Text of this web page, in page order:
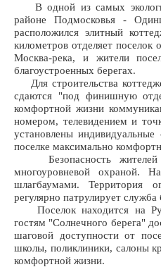
В одной из самых
районе Подмосковья -
расположился элитный
километров отделяет
Москва-река, и жители
благоустроенных берегах.
Для строительства
сдаются "под финишную
комфортной жизни
номером, телевидением и
установлены
поселке максимально
Безопасность жителей
многоуровневой охраной.
шлагбаумами. Территория
регулярно патрулирует служба
Поселок находится на
гостям "Солнечного берега"
шаговой доступности от
школы, поликлиники, салоны
комфортной жизни.